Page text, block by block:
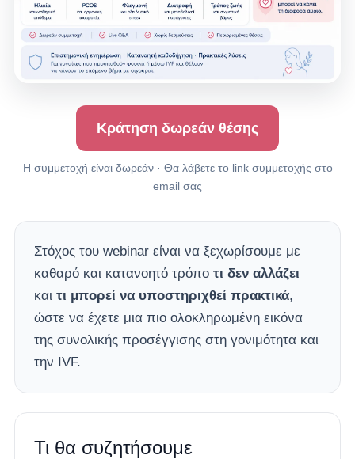
Κράτηση δωρεάν θέσης
Η συμμετοχή είναι δωρεάν · Θα λάβετε το link συμμετοχής στο
email σας
Στόχος του webinar είναι να ξεχωρίσουμε με
καθαρό και κατανοητό τρόπο τι δεν αλλάζει
και τι μπορεί να υποστηριχθεί πρακτικά,
ώστε να έχετε μια πιο ολοκληρωμένη εικόνα
της συνολικής προσέγγισης στη γονιμότητα και
την IVF.
Τι θα συζητήσουμε